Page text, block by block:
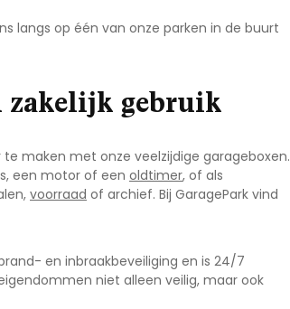
langs op één van onze parken in de buurt
zakelijk gebruik
maken met onze veelzijdige garageboxen.
een motor of een oldtimer, of als
voorraad of archief. Bij GaragePark vind
en inbraakbeveiliging en is 24/7
niet alleen veilig, maar ook